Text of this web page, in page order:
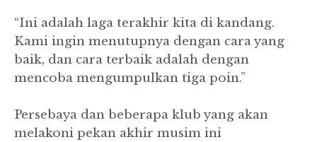
“Ini adalah laga terakhir kita di kandang.
Kami ingin menutupnya dengan cara yang
baik, dan cara terbaik adalah dengan
mencoba mengumpulkan tiga poin.”
Persebaya dan beberapa klub yang akan
melakoni pekan akhir musim ini